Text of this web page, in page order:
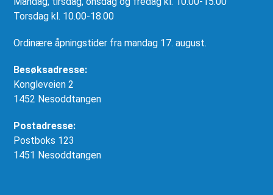
Torsdag kl. 10.00-18.00
Ordinære åpningstider fra mandag 17. august.
Besøksadresse:
Kongleveien 2
1452 Nesoddtangen
Postadresse:
Postboks 123
1451 Nesoddtangen